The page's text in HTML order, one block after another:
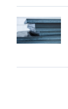
продовжують
зростати
на
здорового
Внутрішні
ціни
на